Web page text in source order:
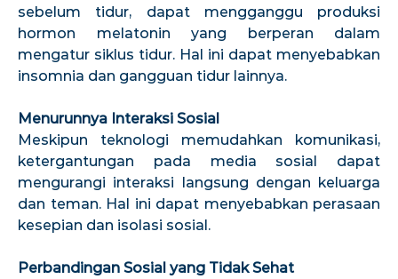
sebelum tidur, dapat mengganggu produksi
hormon melatonin yang berperan dalam
mengatur siklus tidur. Hal ini dapat menyebabkan
insomnia dan gangguan tidur lainnya.
Menurunnya Interaksi Sosial
Meskipun teknologi memudahkan komunikasi,
ketergantungan pada media sosial dapat
mengurangi interaksi langsung dengan keluarga
dan teman. Hal ini dapat menyebabkan perasaan
kesepian dan isolasi sosial.
Perbandingan Sosial yang Tidak Sehat